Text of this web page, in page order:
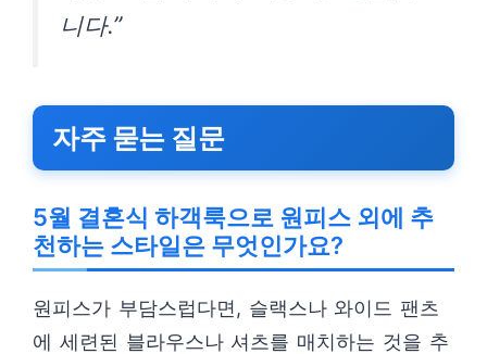
니다.”
자주 묻는 질문
5월 결혼식 하객룩으로 원피스 외에 추
천하는 스타일은 무엇인가요?
원피스가 부담스럽다면, 슬랙스나 와이드 팬츠
에 세련된 블라우스나 셔츠를 매치하는 것을 추